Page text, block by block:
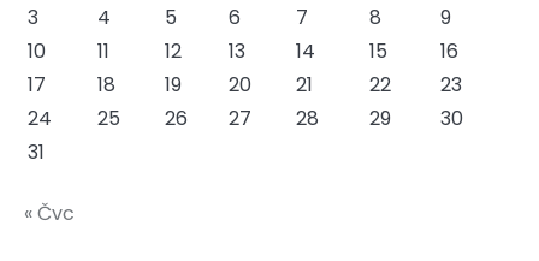
3
4 5 6 7 8
9
10
11 12 13 14 15
16
17
18 19 20 21 22
23
24
25 26 27 28 29
30
31
« Čvc